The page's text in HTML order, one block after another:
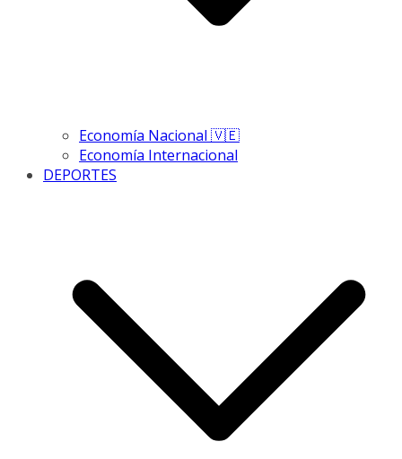
Economía Nacional 🇻🇪
Economía Internacional
DEPORTES